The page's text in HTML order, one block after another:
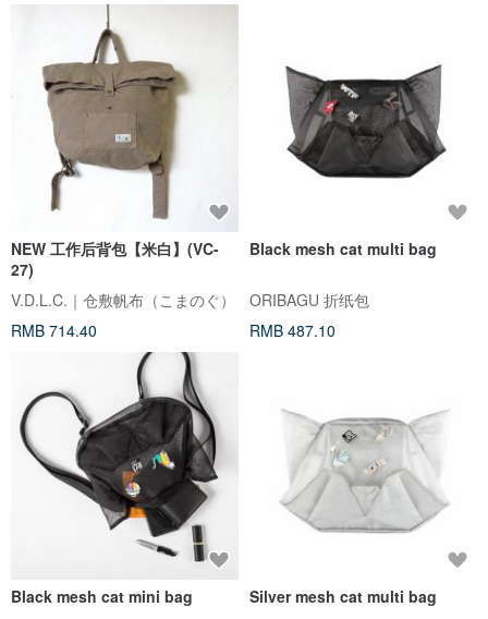
NEW 工作后背包【米白】(VC-
27)
V.D.L.C.｜仓敷帆布（こまのぐ）
RMB 714.40
Black mesh cat multi bag
ORIBAGU 折纸包
RMB 487.10
Black mesh cat mini bag Silver mesh cat multi bag